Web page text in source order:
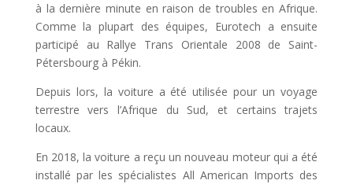
à la dernière minute en raison de troubles en Afrique.
Comme la plupart des équipes, Eurotech a ensuite
participé au Rallye Trans Orientale 2008 de Saint-
Pétersbourg à Pékin.
Depuis lors, la voiture a été utilisée pour un voyage
terrestre vers l’Afrique du Sud, et certains trajets
locaux.
En 2018, la voiture a reçu un nouveau moteur qui a été
installé par les spécialistes All American Imports des